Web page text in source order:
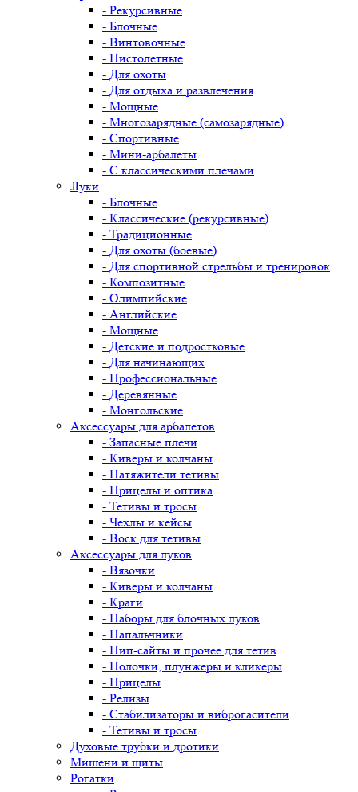
- Рекурсивные
- Блочные
- Винтовочные
- Пистолетные
- Для охоты
- Для отдыха и развлечения
- Мощные
- Многозарядные (самозарядные)
- Спортивные
- Мини-арбалеты
- С классическими плечами
Луки
- Блочные
- Классические (рекурсивные)
- Традиционные
- Для охоты (боевые)
- Для спортивной стрельбы и тренировок
- Композитные
- Олимпийские
- Английские
- Мощные
- Детские и подростковые
- Для начинающих
- Профессиональные
- Деревянные
- Монгольские
Аксессуары для арбалетов
- Запасные плечи
- Киверы и колчаны
- Натяжители тетивы
- Прицелы и оптика
- Тетивы и тросы
- Чехлы и кейсы
- Воск для тетивы
Аксессуары для луков
- Вязочки
- Киверы и колчаны
- Краги
- Наборы для блочных луков
- Напальчники
- Пип-сайты и прочее для тетив
- Полочки, плунжеры и кликеры
- Прицелы
- Релизы
- Стабилизаторы и виброгасители
- Тетивы и тросы
Духовые трубки и дротики
Мишени и щиты
Рогатки